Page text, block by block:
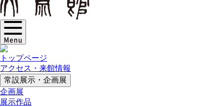
トップページ
アクセス・来館情報
常設展示・企画展
企画展
展示作品